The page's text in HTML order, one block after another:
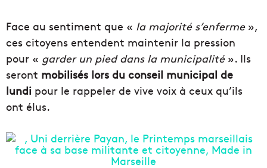
Face au sentiment que « la majorité s’enferme»,
ces citoyens entendent maintenir la pression
pour « garder un pied dans la municipalité». Ils
seront mobilisés lors du conseil municipal de
lundi pour le rappeler de vive voix à ceux qu’ils
ont élus.